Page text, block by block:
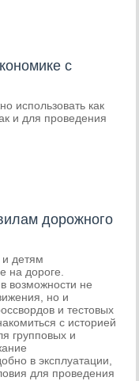
с
использовать как
и для проведения
дорожного
детям
на дороге.
возможности не
но и
и тестовых
с историей
групповых и
в эксплуатации,
для проведения